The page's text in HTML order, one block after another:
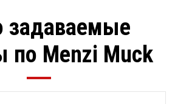
задаваемые
по Menzi Muck